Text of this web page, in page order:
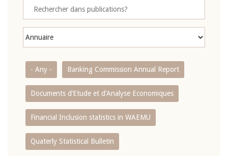
- Any - Banking Commission Annual Report
Documents d’Etude et d’Analyse Economiques
Financial Inclusion statistics in WAEMU
Quaterly Statistical Bulletin